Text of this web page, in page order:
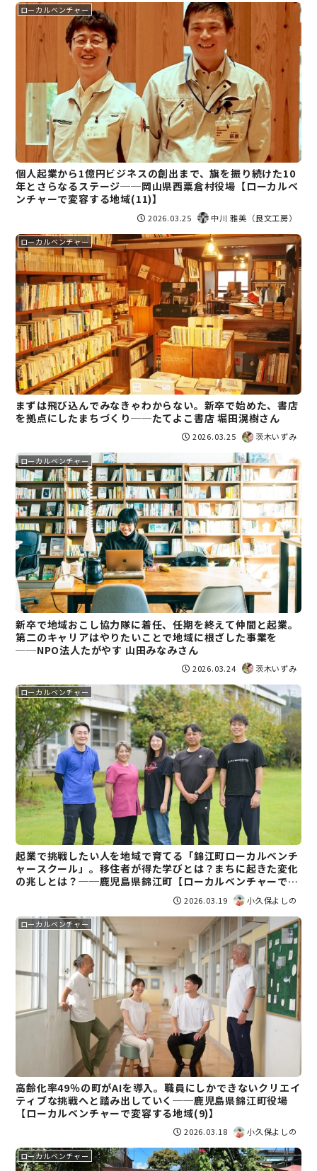
ローカルベンチャー
個人起業から1億円ビジネスの創出まで、旗を振り続けた10
年とさらなるステージ──岡山県西粟倉村役場【ローカルベ
ンチャーで変容する地域(11)】
2026.03.25 中川 雅美（良文工房）
ローカルベンチャー
まずは飛び込んでみなきゃわからない。新卒で始めた、書店
を拠点にしたまちづくり──たてよこ書店 堀田滉樹さん
2026.03.25 茨木いずみ
ローカルベンチャー
新卒で地域おこし協力隊に着任、任期を終えて仲間と起業。
第二のキャリアはやりたいことで地域に根ざした事業を
──NPO法人たがやす 山田みなみさん
2026.03.24 茨木いずみ
ローカルベンチャー
起業で挑戦したい人を地域で育てる「錦江町ローカルベンチ
ャースクール」。移住者が得た学びとは？まちに起きた変化
の兆しとは？──鹿児島県錦江町【ローカルベンチャーで変
2026.03.19 小久保よしの
ローカルベンチャー
高齢化率49％の町がAIを導入。職員にしかできないクリエイ
ティブな挑戦へと踏み出していく──鹿児島県錦江町役場
【ローカルベンチャーで変容する地域(9)】
2026.03.18 小久保よしの
ローカルベンチャー